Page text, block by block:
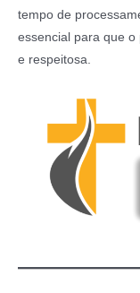
tempo de
essencial para que
e respeitosa.